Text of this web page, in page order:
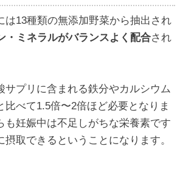
は13種類の無添加野菜から抽出され
・ミネラルがバランスよく配合され
サプリに含まれる鉄分やカルシウム
比べて1.5倍〜2倍ほど必要となりま
も妊娠中は不足しがちな栄養素です
取できるということになります。